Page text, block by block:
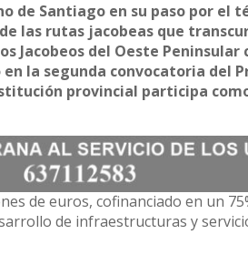
de Santiago en su paso por el
las rutas jacobeas que
Jacobeos del Oeste Peninsular
la segunda convocatoria del
provincial participa
de euros, cofinanciado en un
de infraestructuras y